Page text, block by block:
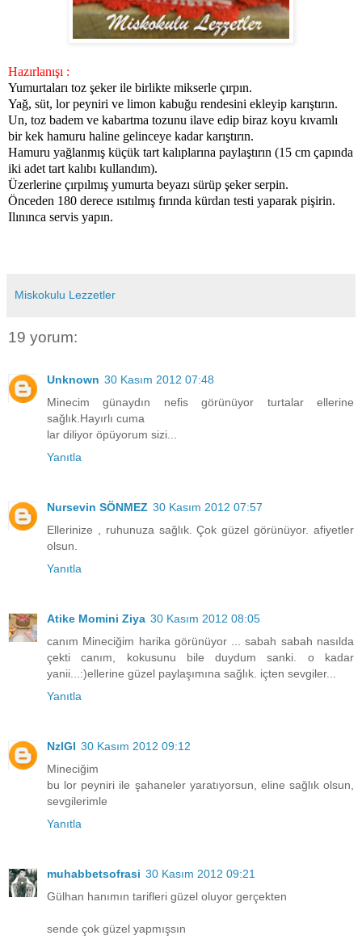
Hazırlanışı :
Yumurtaları toz şeker ile birlikte mikserle çırpın.
Yağ, süt, lor peyniri ve limon kabuğu rendesini ekleyip karıştırın.
Un, toz badem ve kabartma tozunu ilave edip biraz koyu kıvamlı
bir kek hamuru haline gelinceye kadar karıştırın.
Hamuru yağlanmış küçük tart kalıplarına paylaştırın (15 cm çapında
iki adet tart kalıbı kullandım).
Üzerlerine çırpılmış yumurta beyazı sürüp şeker serpin.
Önceden 180 derece ısıtılmış fırında kürdan testi yaparak pişirin.
Ilınınca servis yapın.
Miskokulu Lezzetler
19 yorum:
Unknown 30 Kasım 2012 07:48
Minecim günaydın nefis görünüyor turtalar ellerine
sağlık.Hayırlı cuma
lar diliyor öpüyorum sizi...
Yanıtla
Nursevin SÖNMEZ 30 Kasım 2012 07:57
Ellerinize , ruhunuza sağlık. Çok güzel görünüyor. afiyetler
olsun.
Yanıtla
Atike Momini Ziya 30 Kasım 2012 08:05
canım Mineciğim harika görünüyor ... sabah sabah nasılda
çekti canım, kokusunu bile duydum sanki. o kadar
yanii...:)ellerine güzel paylaşımına sağlık. içten sevgiler...
Yanıtla
NzlGl 30 Kasım 2012 09:12
Mineciğim
bu lor peyniri ile şahaneler yaratıyorsun, eline sağlık olsun,
sevgilerimle
Yanıtla
muhabbetsofrasi 30 Kasım 2012 09:21
Gülhan hanımın tarifleri güzel oluyor gerçekten
sende çok güzel yapmışsın